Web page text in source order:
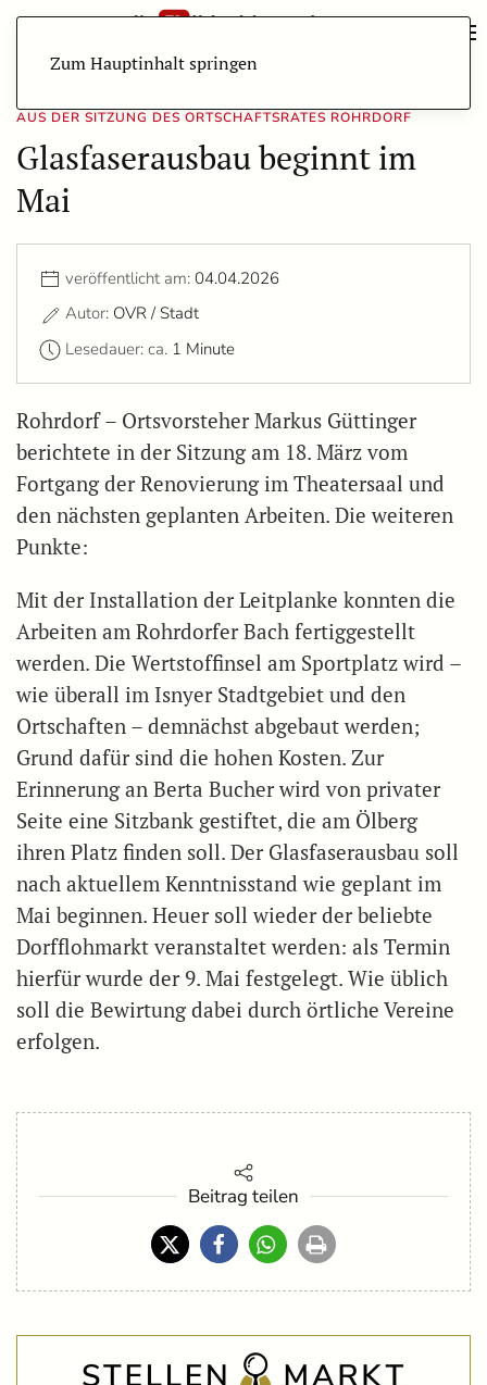
Zum Hauptinhalt springen
AUS DER SITZUNG DES ORTSCHAFTSRATES ROHRDORF
Glasfaserausbau beginnt im
Mai
veröffentlicht am: 04.04.2026
Autor: OVR / Stadt
Lesedauer: ca. 1 Minute
Rohrdorf – Ortsvorsteher Markus Güttinger
berichtete in der Sitzung am 18. März vom
Fortgang der Renovierung im Theatersaal und
den nächsten geplanten Arbeiten. Die weiteren
Punkte:
Mit der Installation der Leitplanke konnten die
Arbeiten am Rohrdorfer Bach fertiggestellt
werden. Die Wertstoffinsel am Sportplatz wird –
wie überall im Isnyer Stadtgebiet und den
Ortschaften – demnächst abgebaut werden;
Grund dafür sind die hohen Kosten. Zur
Erinnerung an Berta Bucher wird von privater
Seite eine Sitzbank gestiftet, die am Ölberg
ihren Platz finden soll. Der Glasfaserausbau soll
nach aktuellem Kenntnisstand wie geplant im
Mai beginnen. Heuer soll wieder der beliebte
Dorfflohmarkt veranstaltet werden: als Termin
hierfür wurde der 9. Mai festgelegt. Wie üblich
soll die Bewirtung dabei durch örtliche Vereine
erfolgen.
Beitrag teilen